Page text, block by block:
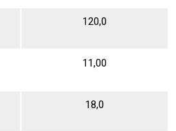
120,0
11,00
18,0